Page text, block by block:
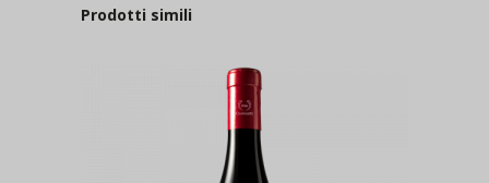
Prodotti simili